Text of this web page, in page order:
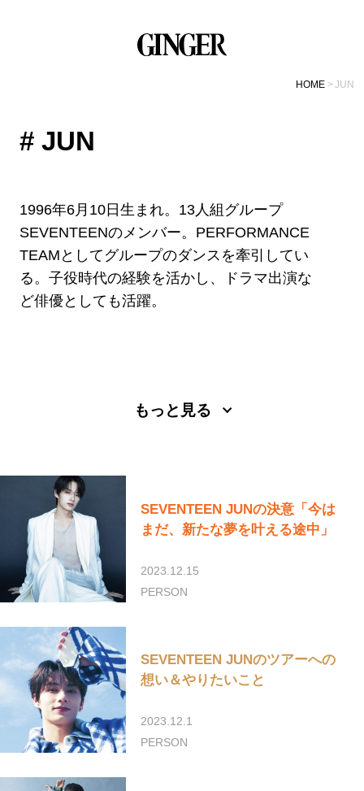
HOME JUN
# JUN
1996年6月10日生まれ。13人組グループ
SEVENTEENのメンバー。PERFORMANCE
TEAMとしてグループのダンスを牽引してい
る。子役時代の経験を活かし、ドラマ出演な
ど俳優としても活躍。
もっと見る
SEVENTEEN JUNの決意「今は
まだ、新たな夢を叶える途中」
2023.12.15
PERSON
SEVENTEEN JUNのツアーへの
想い＆やりたいこと
2023.12.1
PERSON